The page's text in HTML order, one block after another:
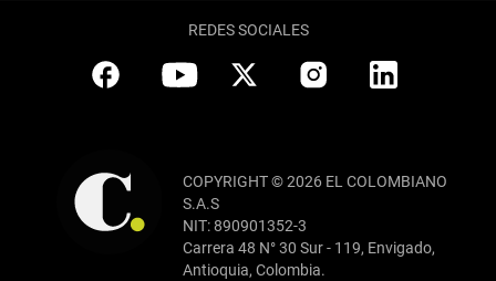
REDES SOCIALES
COPYRIGHT © 2026 EL COLOMBIANO
S.A.S
NIT: 890901352-3
Carrera 48 N° 30 Sur - 119, Envigado,
Antioquia, Colombia.